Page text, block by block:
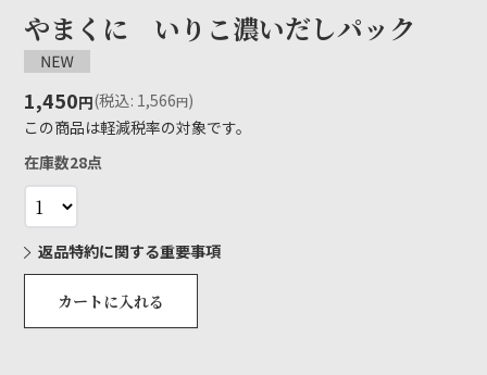
やまくに いりこ濃いだしパック
1,450円(税込: 1,566円)
この商品は軽減税率の対象です。
在庫数28点
返品特約に関する重要事項
カートに入れる